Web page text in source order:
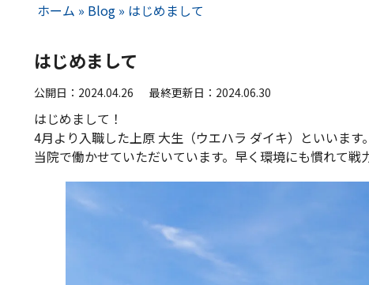
ホーム » Blog » はじめまして
はじめまして
公開日：2024.04.26 最終更新日：2024.06.30
はじめまして！
4月より入職した上原 大生（ウエハラ ダイキ）といいま
当院で働かせていただいています。早く環境にも慣れて